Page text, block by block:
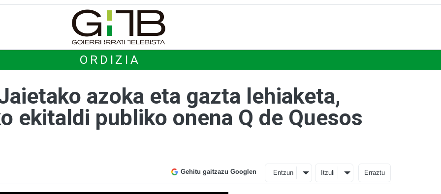
ORDIZIA
azoka eta gazta lehiaketa,
ekitaldi publiko onena Q de Quesos
Gehitu gaitzazu Googlen Entzun Itzuli Erraztu